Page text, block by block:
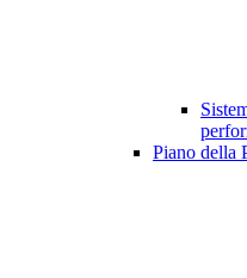
Piano della